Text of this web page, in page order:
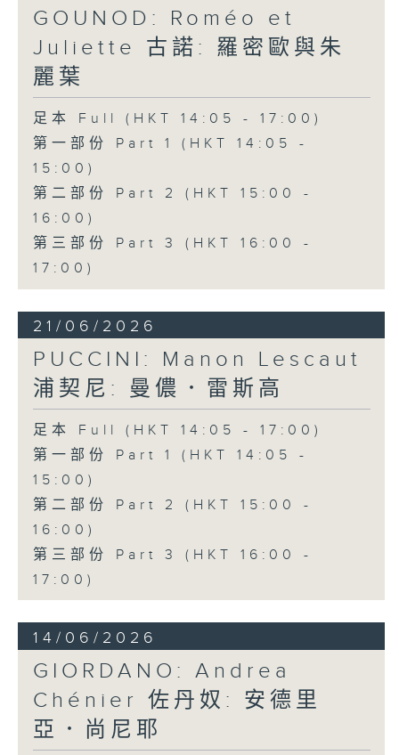
Chorus）及英國室樂團（English
Chamber Orchestra）演出。
GOUNOD: Roméo et
Juliette 古諾: 羅密歐與朱
麗葉
足本 Full (HKT 14:05 - 17:00)
第一部份 Part 1 (HKT 14:05 -
15:00)
第二部份 Part 2 (HKT 15:00 -
16:00)
第三部份 Part 3 (HKT 16:00 -
17:00)
21/06/2026
PUCCINI: Manon Lescaut
浦契尼: 曼儂．雷斯高
足本 Full (HKT 14:05 - 17:00)
第一部份 Part 1 (HKT 14:05 -
15:00)
第二部份 Part 2 (HKT 15:00 -
16:00)
第三部份 Part 3 (HKT 16:00 -
17:00)
14/06/2026
GIORDANO: Andrea
Chénier 佐丹奴: 安德里
亞．尚尼耶